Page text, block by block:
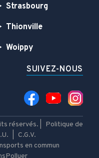
Strasbourg
Thionville
Woippy
SUIVEZ-NOUS
réservés. |
Politique de
C.G.V.
en commun